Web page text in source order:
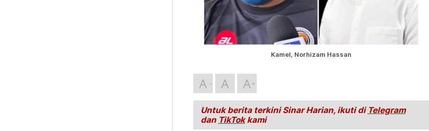
Kamel, Norhizam Hassan
A A A
Untuk berita terkini Sinar Harian, ikuti di Telegram
dan TikTokkami